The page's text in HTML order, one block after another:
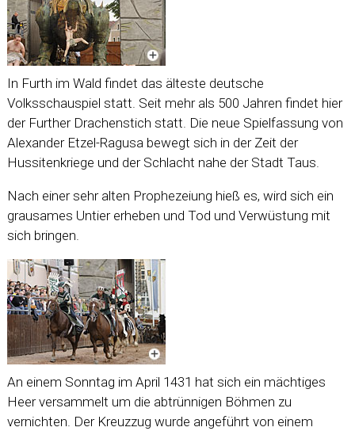
In Furth im Wald findet das älteste deutsche
Volksschauspiel statt. Seit mehr als 500 Jahren findet hier
der Further Drachenstich statt. Die neue Spielfassung von
Alexander Etzel-Ragusa bewegt sich in der Zeit der
Hussitenkriege und der Schlacht nahe der Stadt Taus.
Nach einer sehr alten Prophezeiung hieß es, wird sich ein
grausames Untier erheben und Tod und Verwüstung mit
sich bringen.
An einem Sonntag im April 1431 hat sich ein mächtiges
Heer versammelt um die abtrünnigen Böhmen zu
vernichten. Der Kreuzzug wurde angeführt von einem